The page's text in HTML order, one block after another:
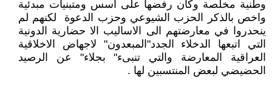
وطنية مخلصة وكان رفضها على اسس ومتبنيات مبدئية
واخص بالذكر الحزب الشيوعي وحزب الدعوة لكنهم لم
ينحدروا في معارضتهم الى الاساليب الا حضارية الدونية
التي اتبعها الدخلاء الجدد"المبعدون" لاجهاض الاخلاقية
العراقية المعارضة والتي تنبىء" بجلاء" عن الرصيد
الحضيضي لبعض المنتسبين لها .